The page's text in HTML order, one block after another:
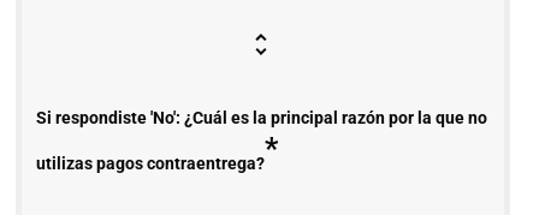
Si respondiste 'No': ¿Cuál es la principal razón por la que no
utilizas pagos contraentrega?*